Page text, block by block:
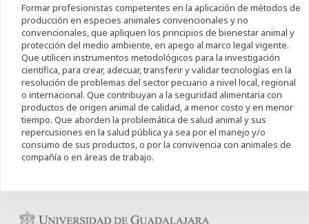
Formar profesionistas competentes en la aplicación de métodos de
producción en especies animales convencionales y no
convencionales, que apliquen los principios de bienestar animal y
protección del medio ambiente, en apego al marco legal vigente.
Que utilicen instrumentos metodológicos para la investigación
científica, para crear, adecuar, transferir y validar tecnologías en la
resolución de problemas del sector pecuario a nivel local, regional
o internacional. Que contribuyan a la seguridad alimentaria con
productos de origen animal de calidad, a menor costo y en menor
tiempo. Que aborden la problemática de salud animal y sus
repercusiones en la salud pública ya sea por el manejo y/o
consumo de sus productos, o por la convivencia con animales de
compañía o en áreas de trabajo.